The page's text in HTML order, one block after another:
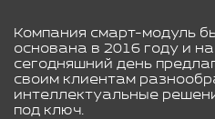
Компания смарт-модуль
основана в 2016 году и на
сегодняшний день
своим клиентам
интеллектуальные
под ключ.